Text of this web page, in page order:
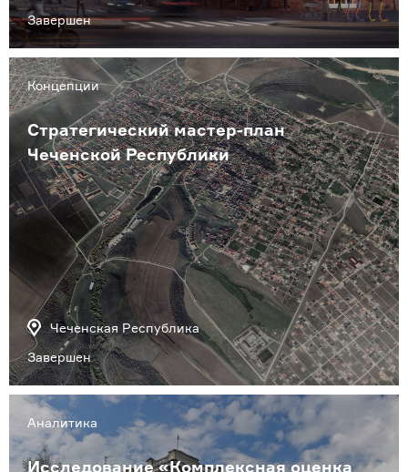
Завершен
Концепции
Стратегический мастер-план
Чеченской Республики
Чеченская Республика
Завершен
Аналитика
Исследование «Комплексная оценка